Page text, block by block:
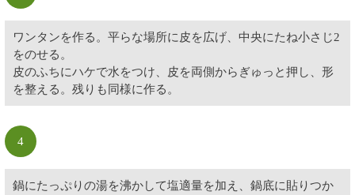
ワンタンを作る。平らな場所に皮を広げ、中央にたね小さじ2
をのせる。
皮のふちにハケで水をつけ、皮を両側からぎゅっと押し、形
を整える。残りも同様に作る。
4
鍋にたっぷりの湯を沸かして塩適量を加え、鍋底に貼りつか